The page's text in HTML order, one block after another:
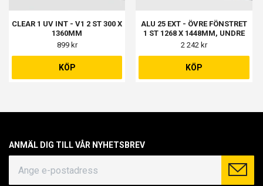
CLEAR 1 UV INT - V1 2 ST 300 X
1360MM
899 kr
KÖP
ALU 25 EXT - ÖVRE FÖNSTRET
1 ST 1268 X 1448MM, UNDRE
FÖNSTER 1 ST 1268 X 638MM,
2 242 kr
KÖP
ANMÄL DIG TILL VÅR NYHETSBREV